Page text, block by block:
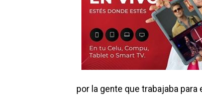
por la gente que trabajaba para